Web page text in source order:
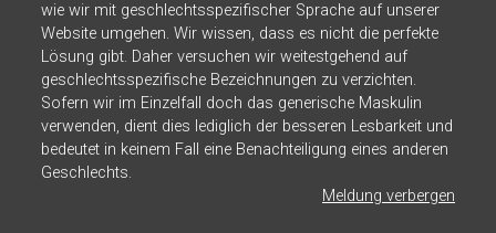
wie wir mit geschlechtsspezifischer Sprache auf unserer
Website umgehen. Wir wissen, dass es nicht die perfekte
Lösung gibt. Daher versuchen wir weitestgehend auf
geschlechtsspezifische Bezeichnungen zu verzichten.
Sofern wir im Einzelfall doch das generische Maskulin
verwenden, dient dies lediglich der besseren Lesbarkeit und
bedeutet in keinem Fall eine Benachteiligung eines anderen
Geschlechts.
Meldung verbergen